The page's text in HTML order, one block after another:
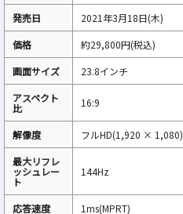
発売日
2021年3月18日(木)
価格
約29,800円(税込)
画面サイズ
23.8インチ
アスペクト
比 16:9
解像度
フルHD(1,920 × 1,080)
最大リフレ
ッシュレー
ト
144Hz
応答速度
1ms(MPRT)